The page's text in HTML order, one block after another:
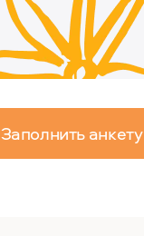
Заполнить анкету